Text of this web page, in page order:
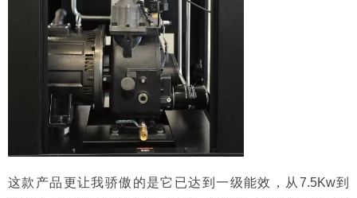
这款产品更让我骄傲的是它已达到一级能效，从7.5Kw到